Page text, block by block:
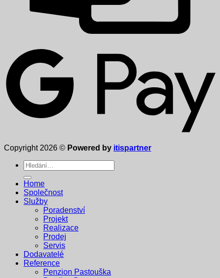
Copyright 2026 © Powered by itispartner
Hledat:
Home
Společnost
Služby
Poradenství
Projekt
Realizace
Prodej
Servis
Dodavatelé
Reference
Penzion Pastouška